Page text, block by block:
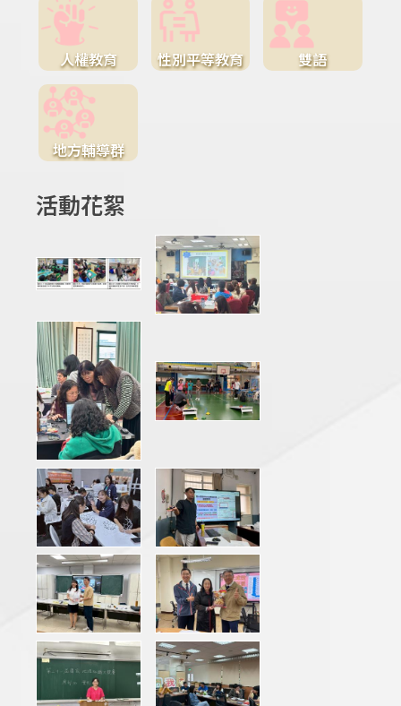
人權教育 性別平等教育 雙語
地方輔導群
活動花絮